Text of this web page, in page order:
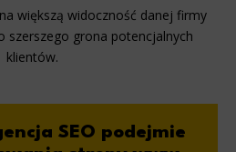
większą widoczność danej firmy
szerszego grona potencjalnych
klientów.
SEO podejmie